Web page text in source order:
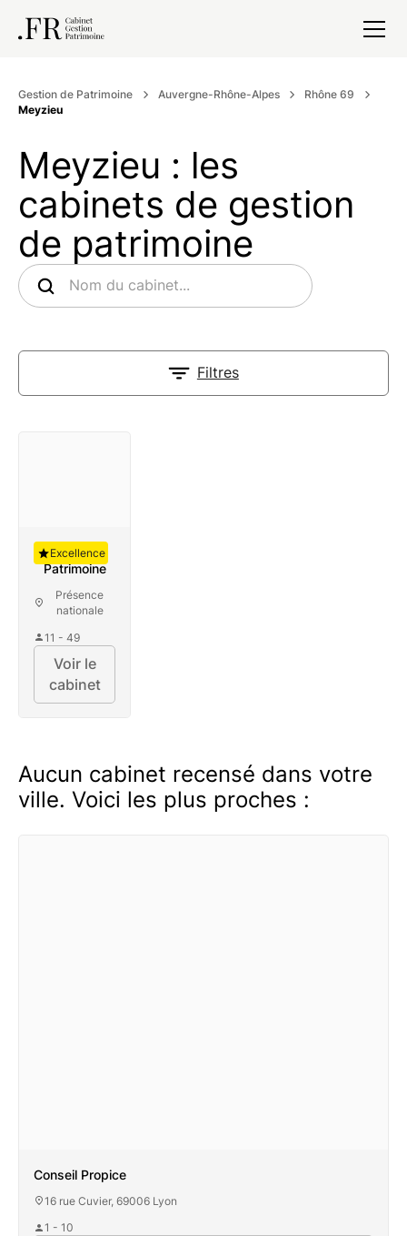
Gestion de Patrimoine Auvergne-Rhône-Alpes
Rhône 69
Meyzieu
Meyzieu : les
cabinets de gestion
de patrimoine
Filtres
Auguste
Patrimoine
Présence
nationale
11 - 49
Excellence
Voir le
cabinet
Aucun cabinet recensé dans votre
ville. Voici les plus proches :
Conseil Propice
16 rue Cuvier, 69006 Lyon
1 - 10